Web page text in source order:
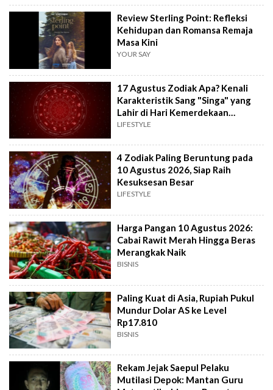
Review Sterling Point: Refleksi
Kehidupan dan Romansa Remaja
Masa Kini
YOUR SAY
17 Agustus Zodiak Apa? Kenali
Karakteristik Sang "Singa" yang
Lahir di Hari Kemerdekaan
Indonesia
LIFESTYLE
4 Zodiak Paling Beruntung pada
10 Agustus 2026, Siap Raih
Kesuksesan Besar
LIFESTYLE
Harga Pangan 10 Agustus 2026:
Cabai Rawit Merah Hingga Beras
Merangkak Naik
BISNIS
Paling Kuat di Asia, Rupiah Pukul
Mundur Dolar AS ke Level
Rp17.810
BISNIS
Rekam Jejak Saepul Pelaku
Mutilasi Depok: Mantan Guru